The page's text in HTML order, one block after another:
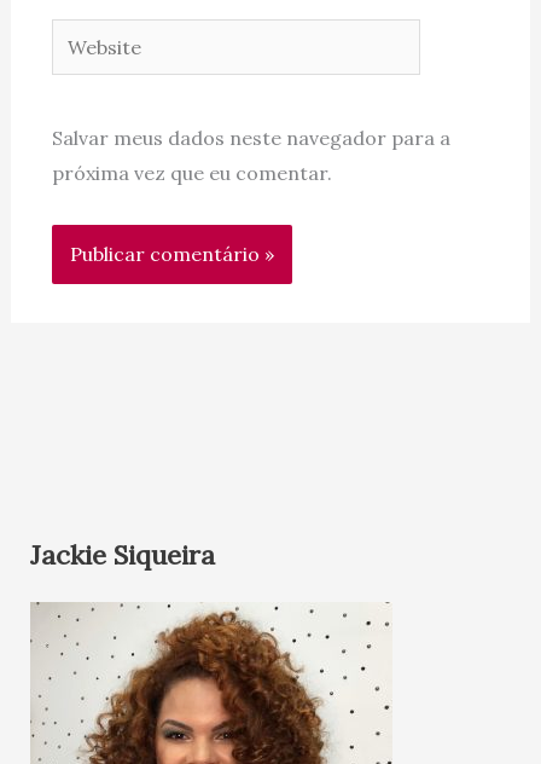
Website
Salvar meus dados neste navegador para a
próxima vez que eu comentar.
Jackie Siqueira